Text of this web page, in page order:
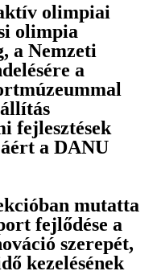
olimpiai
olimpia
a Nemzeti
a
fejlesztések
a DANU
mutatta
fejlődése a
szerepét,
kezelésének